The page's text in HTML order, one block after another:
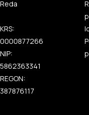
Reda
KRS:
0000877266
NIP:
5862363341
REGON:
387876117